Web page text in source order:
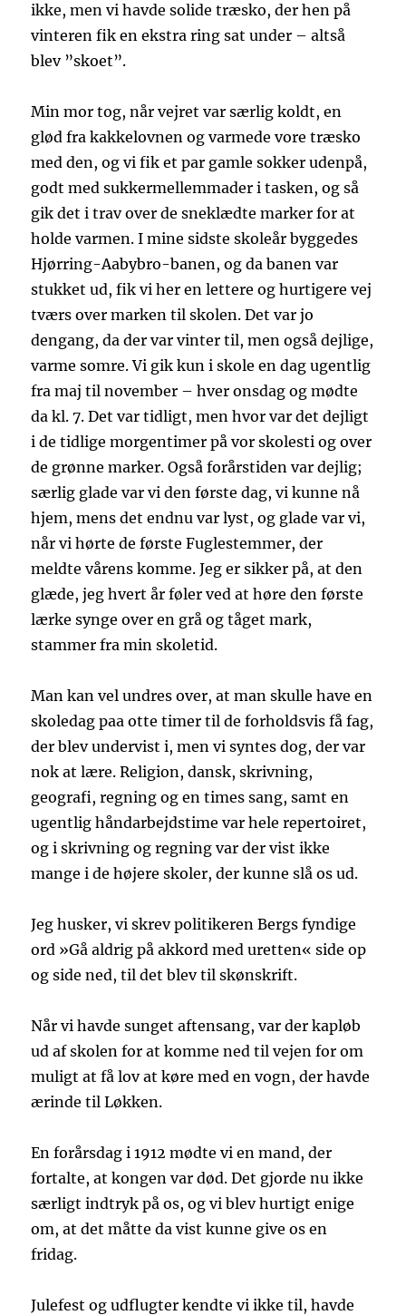
ikke, men vi havde solide træsko, der hen på
vinteren fik en ekstra ring sat under – altså
blev ”skoet”.
Min mor tog, når vejret var særlig koldt, en
glød fra kakkelovnen og varmede vore træsko
med den, og vi fik et par gamle sokker udenpå,
godt med sukkermellemmader i tasken, og så
gik det i trav over de sneklædte marker for at
holde varmen. I mine sidste skoleår byggedes
Hjørring-Aabybro-banen, og da banen var
stukket ud, fik vi her en lettere og hurtigere vej
tværs over marken til skolen. Det var jo
dengang, da der var vinter til, men også dejlige,
varme somre. Vi gik kun i skole en dag ugentlig
fra maj til november – hver onsdag og mødte
da kl. 7. Det var tidligt, men hvor var det dejligt
i de tidlige morgentimer på vor skolesti og over
de grønne marker. Også forårstiden var dejlig;
særlig glade var vi den første dag, vi kunne nå
hjem, mens det endnu var lyst, og glade var vi,
når vi hørte de første Fuglestemmer, der
meldte vårens komme. Jeg er sikker på, at den
glæde, jeg hvert år føler ved at høre den første
lærke synge over en grå og tåget mark,
stammer fra min skoletid.
Man kan vel undres over, at man skulle have en
skoledag paa otte timer til de forholdsvis få fag,
der blev undervist i, men vi syntes dog, der var
nok at lære. Religion, dansk, skrivning,
geografi, regning og en times sang, samt en
ugentlig håndarbejdstime var hele repertoiret,
og i skrivning og regning var der vist ikke
mange i de højere skoler, der kunne slå os ud.
Jeg husker, vi skrev politikeren Bergs fyndige
ord »Gå aldrig på akkord med uretten« side op
og side ned, til det blev til skønskrift.
Når vi havde sunget aftensang, var der kapløb
ud af skolen for at komme ned til vejen for om
muligt at få lov at køre med en vogn, der havde
ærinde til Løkken.
En forårsdag i 1912 mødte vi en mand, der
fortalte, at kongen var død. Det gjorde nu ikke
særligt indtryk på os, og vi blev hurtigt enige
om, at det måtte da vist kunne give os en
fridag.
Julefest og udflugter kendte vi ikke til, havde